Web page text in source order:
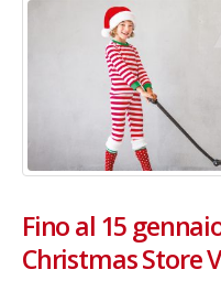
Fino al 15
Christmas Store